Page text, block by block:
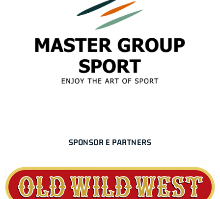
SPONSOR E PARTNERS